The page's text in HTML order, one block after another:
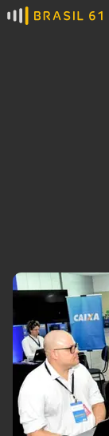
Ver todas as
Agronegócios
Brasil
Brasil Mineral
Ciência &
Tecnologia
Cinema